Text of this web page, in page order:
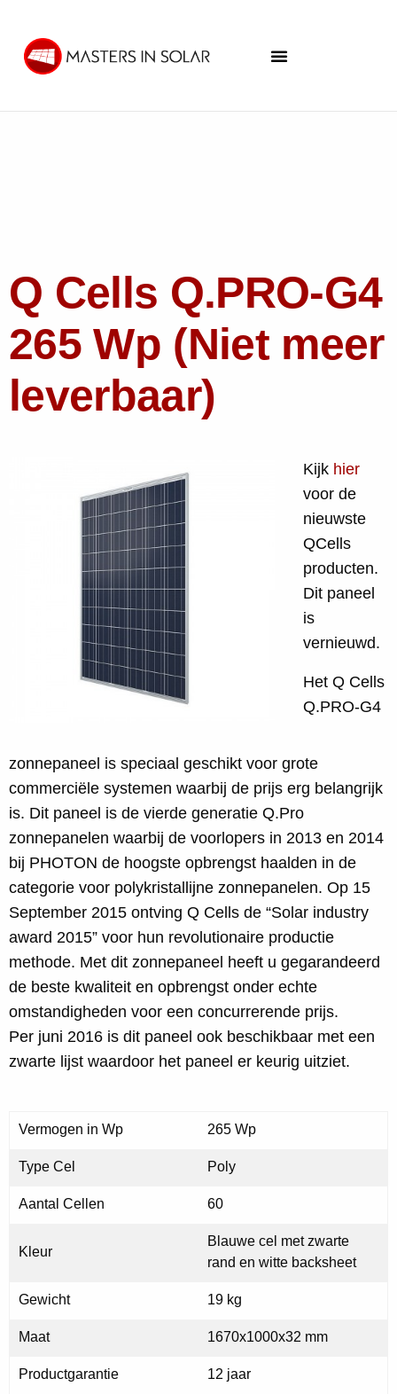
Q Cells Q.PRO-G4
265 Wp (Niet meer
leverbaar)
Kijk hier
voor de
nieuwste
QCells
producten.
Dit paneel
is
vernieuwd.
Het Q Cells
Q.PRO-G4
zonnepaneel is speciaal geschikt voor grote
commerciële systemen waarbij de prijs erg belangrijk
is. Dit paneel is de vierde generatie Q.Pro
zonnepanelen waarbij de voorlopers in 2013 en 2014
bij PHOTON de hoogste opbrengst haalden in de
categorie voor polykristallijne zonnepanelen. Op 15
September 2015 ontving Q Cells de “Solar industry
award 2015” voor hun revolutionaire productie
methode. Met dit zonnepaneel heeft u gegarandeerd
de beste kwaliteit en opbrengst onder echte
omstandigheden voor een concurrerende prijs.
Per juni 2016 is dit paneel ook beschikbaar met een
zwarte lijst waardoor het paneel er keurig uitziet.
Vermogen in Wp 265 Wp
Type Cel Poly
Aantal Cellen 60
Kleur
Blauwe cel met zwarte
rand en witte backsheet
Gewicht 19 kg
Maat 1670x1000x32 mm
Productgarantie 12 jaar